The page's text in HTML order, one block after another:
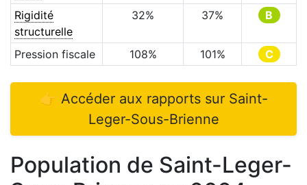
Rigidité
structurelle
32% 37% B
Pression fiscale 108% 101% C
👉 Accéder aux rapports sur Saint-
Leger-Sous-Brienne
Population de Saint-Leger-